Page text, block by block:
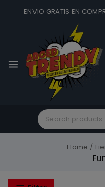
ENVIO GRATIS EN
Home /